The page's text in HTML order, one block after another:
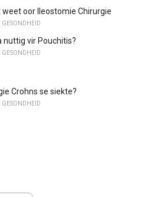
weet oor Ileostomie Chirurgie
GESONDHEID
nuttig vir Pouchitis?
GESONDHEID
Crohns se siekte?
GESONDHEID